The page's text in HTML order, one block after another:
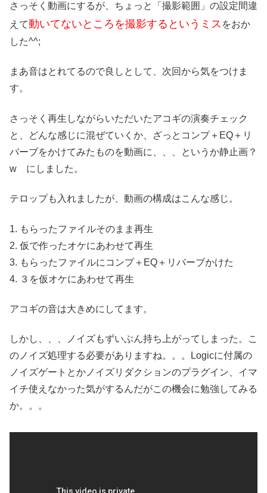
さっそく動画にするが、ちょっと「撮影範囲」の設定間違
えて動いてないところを撮影するというミス をおか
した^^;
まあ音はとれてるので良しとして、次回から気をつけま
す。
さっそく再生しながらいただいたアコギの演奏チェック
と、どんな感じに混ぜていくか、ざっとコンプ＋EQ＋リ
バーブをかけてみたものを動画に、、、というか静止画？
w にしました。
テロップも入れましたが、動画の構成はこんな感じ。
1. もらったファイルそのまま再生
2. 仮で作ったオケにあわせて再生
3. もらったファイルにコンプ＋EQ＋リバーブかけた
4. ３を仮オケにあわせて再生
アコギの音は大きめにしてます。
しかし、、、ノイズもずいぶん持ち上がってしまった。こ
のノイズ処理する必要がありますね。。。Logicに付属の
ノイズゲートとかノイズリダクションのプラグイン、イマ
イチ使えなかった気がするんだがこの機会に勉強してみる
か。。。